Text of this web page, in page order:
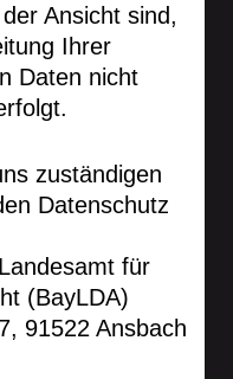
Ansicht sind,
Ihrer
Daten nicht
zuständigen
Datenschutz
für
(BayLDA)
91522 Ansbach